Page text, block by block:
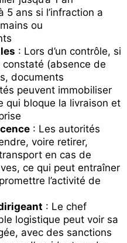
5 ans si l’infraction a
ou
: Lors d’un contrôle, si
(absence de
documents
peuvent immobiliser
qui bloque la livraison et
: Les autorités
voire retirer,
en cas de
ce qui peut entraîner
l’activité de
: Le chef
logistique peut voir sa
avec des sanctions